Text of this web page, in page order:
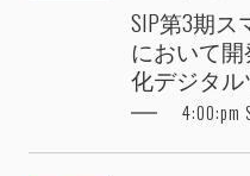
SIP第3期
において
化デジタ
4:00:pm